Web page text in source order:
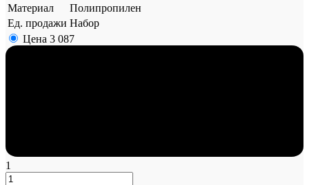
Материал
Полипропилен
Ед. продажи Набор
Цена 3 087
1